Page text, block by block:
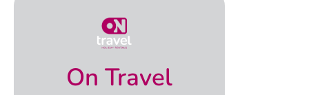
On Travel